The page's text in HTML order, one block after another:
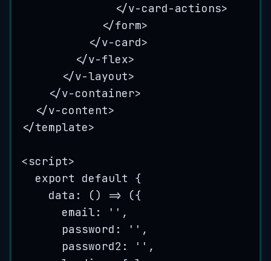
</v-card-actions>
</form>
</v-card>
</v-flex>
</v-layout>
</v-container>
</v-content>
</template>
<script>
export default {
data : () => ({
email:
'' ,
password:
'' ,
password2:
'' ,